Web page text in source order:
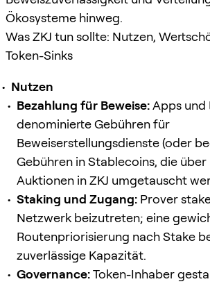
Ökosysteme hinweg.
Was ZKJ tun sollte: Nutzen,
Token-Sinks
Nutzen
Bezahlung für Beweise:Apps und
denominierte Gebühren für
Beweiserstellungsdienste (oder
Gebühren in Stablecoins, die
Auktionen in ZKJ umgetauscht
Staking und Zugang: Prover
Netzwerk beizutreten; eine
Routenpriorisierung nach Stake
zuverlässige Kapazität.
Governance:Token-Inhaber